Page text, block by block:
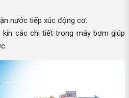
nước tiếp xúc động cơ.
các chi tiết trong máy bơm giúp